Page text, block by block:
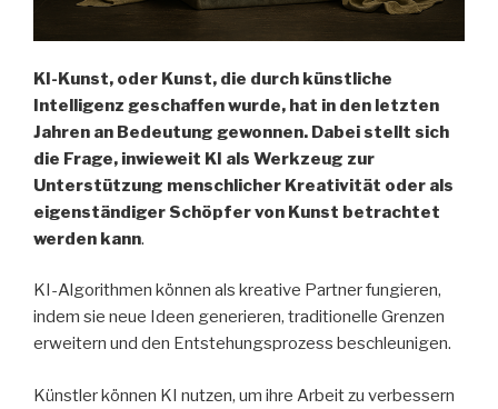
KI-Kunst, oder Kunst, die durch künstliche
Intelligenz geschaffen wurde, hat in den letzten
Jahren an Bedeutung gewonnen. Dabei stellt sich
die Frage, inwieweit KI als Werkzeug zur
Unterstützung menschlicher Kreativität oder als
eigenständiger Schöpfer von Kunst betrachtet
werden kann.
KI-Algorithmen können als kreative Partner fungieren,
indem sie neue Ideen generieren, traditionelle Grenzen
erweitern und den Entstehungsprozess beschleunigen.
Künstler können KI nutzen, um ihre Arbeit zu verbessern